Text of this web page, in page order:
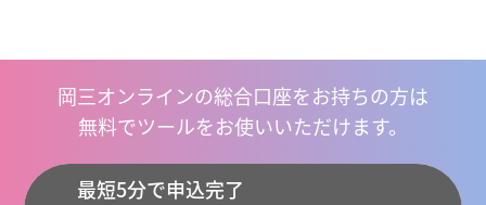
岡三オンラインの総合口座をお持ちの方は
無料でツールをお使いいただけます。
最短5分で申込完了